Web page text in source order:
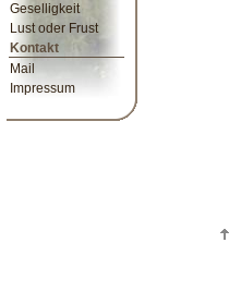
Geselligkeit
Lust oder Frust
Kontakt
Mail
Impressum